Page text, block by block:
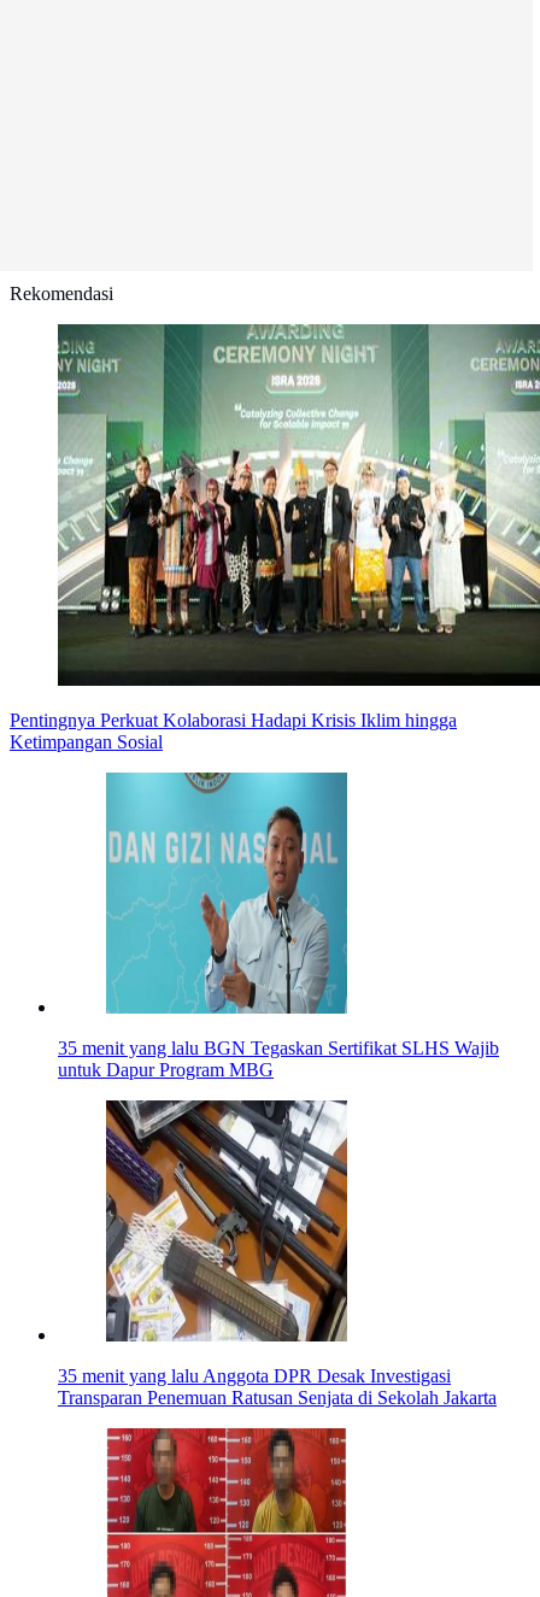
Rekomendasi
Pentingnya Perkuat Kolaborasi Hadapi Krisis Iklim hingga
Ketimpangan Sosial
35 menit yang lalu BGN Tegaskan Sertifikat SLHS Wajib
untuk Dapur Program MBG
35 menit yang laluAnggota DPR Desak Investigasi
Transparan Penemuan Ratusan Senjata di Sekolah Jakarta